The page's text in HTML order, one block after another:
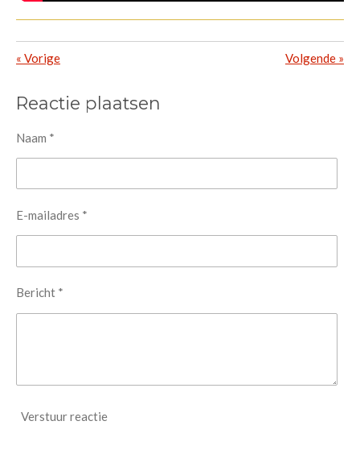
« Vorige Volgende »
Reactie plaatsen
Naam *
E-mailadres *
Bericht *
Verstuur reactie